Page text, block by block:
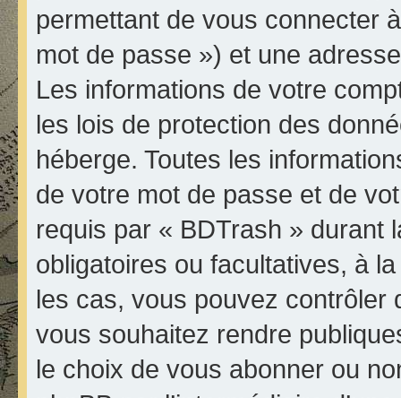
permettant de vous connecter
mot de passe ») et une
Les informations de votre
les lois de protection des
héberge. Toutes les
de votre mot de passe et de
requis par « BDTrash » durant
obligatoires ou facultatives, à
les cas, vous pouvez contrôler
vous souhaitez rendre
le choix de vous abonner ou